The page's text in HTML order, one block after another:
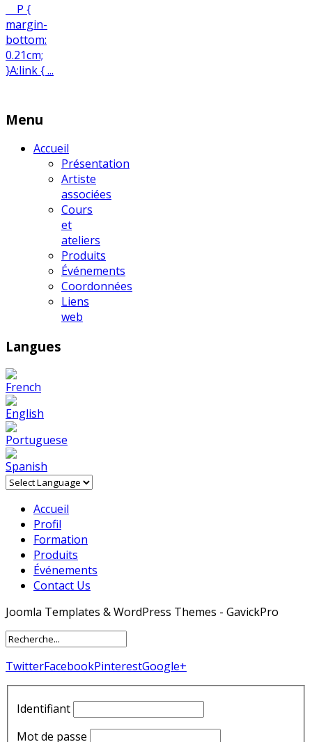
P {
margin-
bottom:
0.21cm;
}A:link { ...
Menu
Accueil
Présentation
Artiste
associées
Cours
et
ateliers
Produits
Événements
Coordonnées
Liens
web
Langues
Accueil
Profil
Formation
Produits
Événements
Contact Us
Joomla Templates & WordPress Themes - GavickPro
TwitterFacebookPinterestGoogle+
Identifiant
Mot de passe